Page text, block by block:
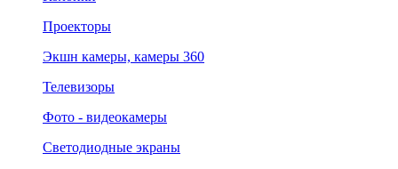
Проекторы
Экшн камеры, камеры 360
Телевизоры
Фото - видеокамеры
Светодиодные экраны